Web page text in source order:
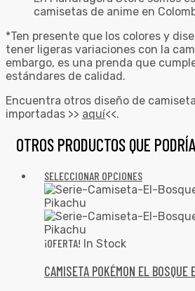
camisetas de anime en
*Ten presente que los colores y
tener ligeras variaciones con la
embargo, es una prenda que
estándares de calidad.
Encuentra otros diseño de
importadas >> aquí<<.
OTROS PRODUCTOS QUE
SELECCIONAR OPCIONES
¡OFERTA! In Stock
CAMISETA POKÉMON EL BOSQUE